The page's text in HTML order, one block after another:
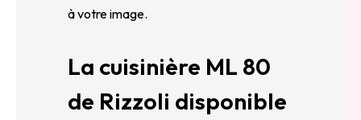
à votre image.
La cuisinière ML 80
de Rizzoli disponible